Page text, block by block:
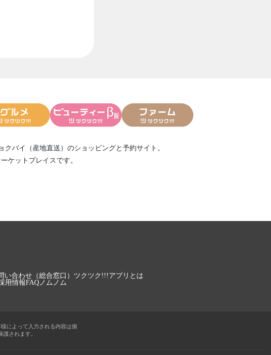
クバイ（産地直送） のショッピングと予約サイト。
ケットプレイスです。
い合わせ（総合窓口）
ツクツク!!!アプリとは
用情報FAQノムノム
によって入力される内容は個
されます。